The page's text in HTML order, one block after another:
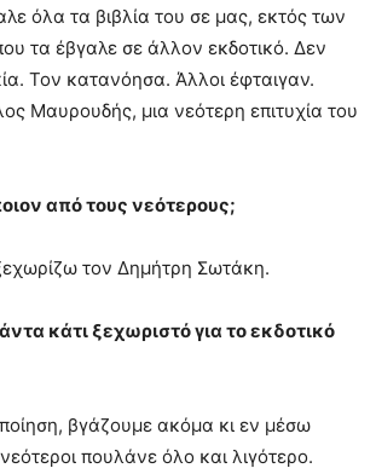
όλα τα βιβλία του σε μας, εκτός των
τα έβγαλε σε άλλον εκδοτικό. Δεν
Τον κατανόησα. Άλλοι έφταιγαν.
Μαυρουδής, μια νεότερη επιτυχία του
από τους νεότερους;
τον Δημήτρη Σωτάκη.
κάτι ξεχωριστό για το εκδοτικό
βγάζουμε ακόμα κι εν μέσω
πουλάνε όλο και λιγότερο.